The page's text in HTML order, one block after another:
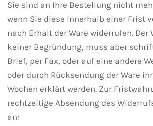
Sie sind an Ihre Bestellung nicht
wenn Sie diese innerhalb einer Frist
nach Erhalt der Ware widerrufen. Der
keiner Begründung, muss aber
Brief, per Fax, oder auf eine andere
oder durch Rücksendung der Ware
Wochen erklärt werden. Zur
rechtzeitige Absendung des
an: